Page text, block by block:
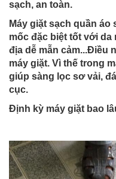
sạch, an toàn.
Máy giặt sạch quần
mốc đặc biệt tốt với
địa dễ mẫn cảm...Điều
máy giặt. Vì thế trong
giúp sàng lọc sơ vải,
cục.
Định kỳ máy giặt bao